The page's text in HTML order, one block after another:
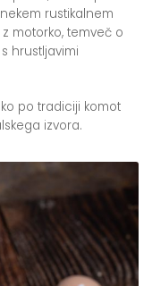
rustikalnem
motorko, temveč o
hrustljavimi
po tradiciji komot
izvora.